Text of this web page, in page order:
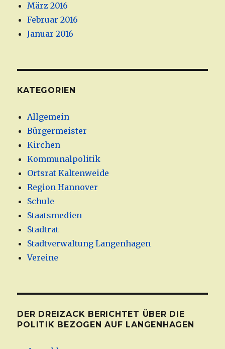
März 2016
Februar 2016
Januar 2016
KATEGORIEN
Allgemein
Bürgermeister
Kirchen
Kommunalpolitik
Ortsrat Kaltenweide
Region Hannover
Schule
Staatsmedien
Stadtrat
Stadtverwaltung Langenhagen
Vereine
DER DREIZACK BERICHTET ÜBER DIE
POLITIK BEZOGEN AUF LANGENHAGEN